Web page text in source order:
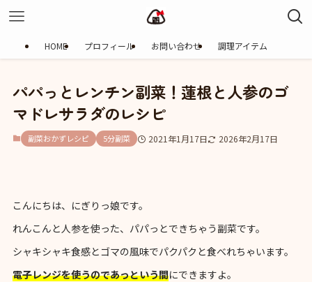
HOME プロフィール お問い合わせ 調理アイテム
パパっとレンチン副菜！蓮根と人参のゴ
マドレサラダのレシピ
副菜おかずレシピ 5分副菜 2021年1月17日 2026年2月17日
こんにちは、にぎりっ娘です。
れんこんと人参を使った、パパっとできちゃう副菜です。
シャキシャキ食感とゴマの風味でパクパクと食べれちゃいます。
電子レンジを使うのであっという間にできますよ。